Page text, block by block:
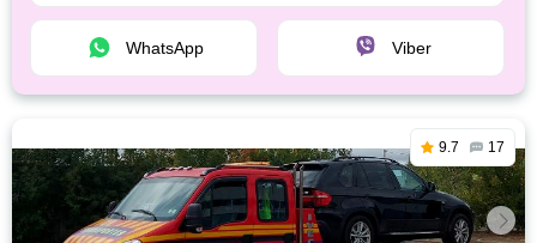
WhatsApp Viber
9.7 17